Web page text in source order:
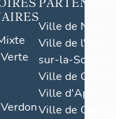
Ville de Nice
Ville de l'Isle-
sur-la-Sorgue
Ville de Grasse
Ville d'Apt
Ville de